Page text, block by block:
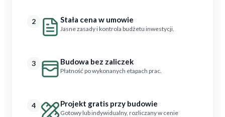
2 Stała cena w umowie
Jasne zasady i kontrola budżetu inwestycji.
3 Budowa bez zaliczek
Płatność po wykonanych etapach prac.
4 Projekt gratis przy budowie
Gotowy lub indywidualny, rozliczany w cenie